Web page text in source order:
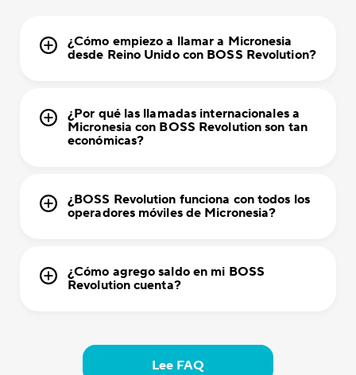
¿Cómo empiezo a llamar a Micronesia
desde Reino Unido con BOSS Revolution?
¿Por qué las llamadas internacionales a
Micronesia con BOSS Revolution son tan
económicas?
¿BOSS Revolution funciona con todos los
operadores móviles de Micronesia?
¿Cómo agrego saldo en mi BOSS
Revolution cuenta?
Lee FAQ